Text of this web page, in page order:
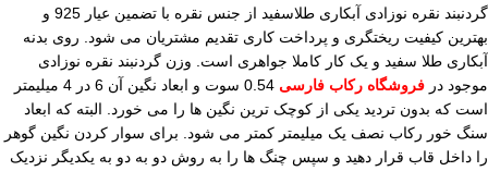
گردنبند نقره نوزادی آبکاری طلاسفید از جنس نقره با تضمین عیار 925 و
بهترین کیفیت ریختگری و پرداخت کاری تقدیم مشتریان می شود. روی بدنه
آبکاری طلا سفید و یک کار کاملا جواهری است. وزن گردنبند نقره نوزادی
موجود در فروشگاه رکاب فارسی
0.54 سوت و ابعاد نگین آن 6 در 4 میلیمتر
است که بدون تردید یکی از کوچک ترین نگین ها را می خورد. البته که ابعاد
سنگ خور رکاب نصف یک میلیمتر کمتر می شود. برای سوار کردن نگین گوهر
را داخل قاب قرار دهید و سپس چنگ ها را به روش دو به دو به یکدیگر نزدیک